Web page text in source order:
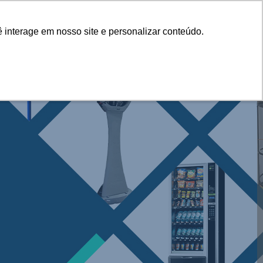
em nosso site e personalizar conteúdo.
em nosso site e personalizar conteúdo.